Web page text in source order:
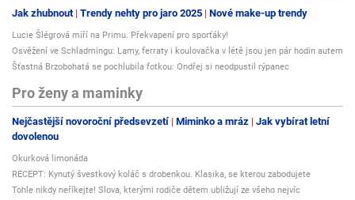
Jak zhubnout Trendy nehty pro jaro 2025 Nové make-up trendy
Lucie Šlégrová míří na Primu. Překvapení pro sporťáky!
Osvěžení ve Schladmingu: Lamy, ferraty i koulovačka v létě jsou jen pár hodin autem
Šťastná Brzobohatá se pochlubila fotkou: Ondřej si neodpustil rýpanec
Pro ženy a maminky
Nejčastější novoroční předsevzetí Miminko a mráz
Jak vybírat letní
dovolenou
Okurková limonáda
RECEPT: Kynutý švestkový koláč s drobenkou. Klasika, se kterou zabodujete
Tohle nikdy neříkejte! Slova, kterými rodiče dětem ubližují ze všeho nejvíc